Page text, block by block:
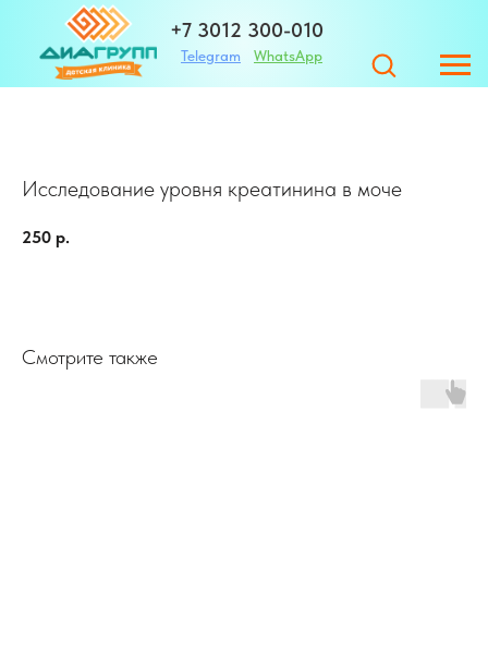
+7 3012 300-010
WhatsApp
Telegram
Адрес
Исследование уровня креатинина в моче
250 р.
Смотрите также